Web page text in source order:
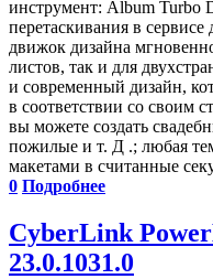
инструмент: Album Turbo
перетаскивания в
движок дизайна
листов, так и для
и современный дизайн,
в соответствии со своим
вы можете создать
пожилые и т. Д .; любая
макетами в считанные
0 Подробнее
CyberLink
23.0.1031.0